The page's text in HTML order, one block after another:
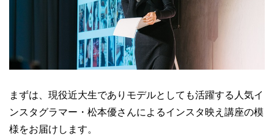
まずは、現役近大生でありモデルとしても活躍する人気イ
ンスタグラマー・松本優さんによるインスタ映え講座の模
様をお届けします。